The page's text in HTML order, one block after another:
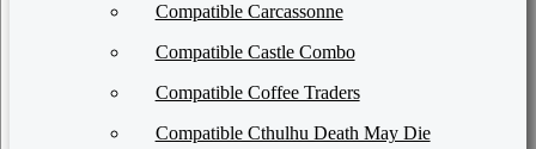
Compatible Carcassonne
Compatible Castle Combo
Compatible Coffee Traders
Compatible Cthulhu Death May Die